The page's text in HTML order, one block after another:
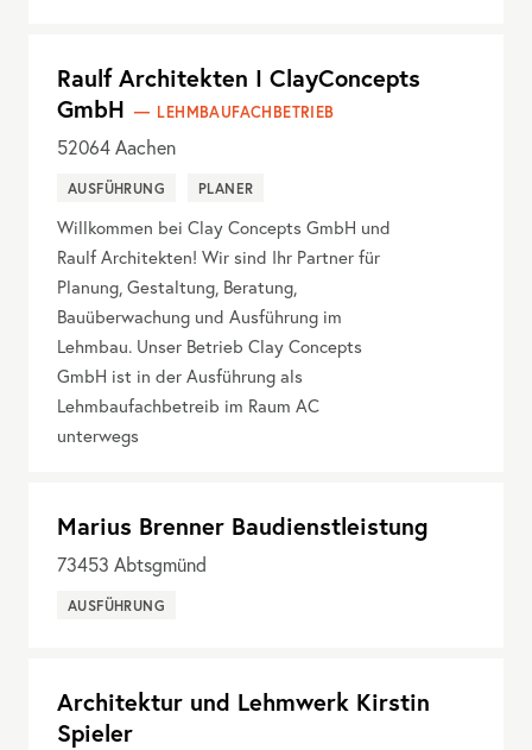
Raulf Architekten I ClayConcepts
GmbH
LEHMBAUFACHBETRIEB
52064Aachen
AUSFÜHRUNG PLANER
Willkommen bei Clay Concepts GmbH und
Raulf Architekten! Wir sind Ihr Partner für
Planung, Gestaltung, Beratung,
Bauüberwachung und Ausführung im
Lehmbau. Unser Betrieb Clay Concepts
GmbH ist in der Ausführung als
Lehmbaufachbetreib im Raum AC
unterwegs
Marius Brenner Baudienstleistung
73453 Abtsgmünd
AUSFÜHRUNG
Architektur und Lehmwerk Kirstin
Spieler